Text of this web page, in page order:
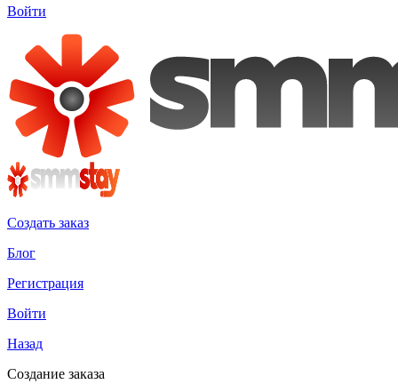
Войти
Создать заказ
Блог
Регистрация
Войти
Назад
Создание заказа